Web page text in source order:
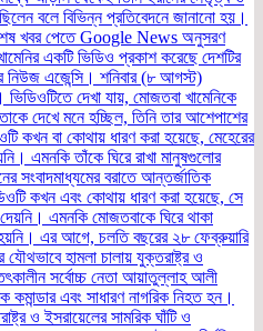
বলে বিভিন্ন প্রতিবেদনে জানানো হয়।
খবর পেতে Google News অনুসরণ
একটি ভিডিও প্রকাশ করেছে দেশটির
নিউজ এজেন্সি। শনিবার (৮ আগস্ট)
ভিডিওটিতে দেখা যায়, মোজতবা খামেনিকে
দেখে মনে হচ্ছিল, তিনি তার আশেপাশের
কখন বা কোথায় ধারণ করা হয়েছে, মেহেরের
এমনকি তাঁকে ঘিরে রাখা মানুষগুলোর
সংবাদমাধ্যমের বরাতে আন্তর্জাতিক
কখন এবং কোথায় ধারণ করা হয়েছে, সে
এমনকি মোজতবাকে ঘিরে থাকা
এর আগে, চলতি বছরের ২৮ ফেব্রুয়ারি
হামলা চালায় যুক্তরাষ্ট্র ও
সর্বোচ্চ নেতা আয়াতুল্লাহ আলী
কমান্ডার এবং সাধারণ নাগরিক নিহত হন।
ও ইসরায়েলের সামরিক ঘাঁটি ও